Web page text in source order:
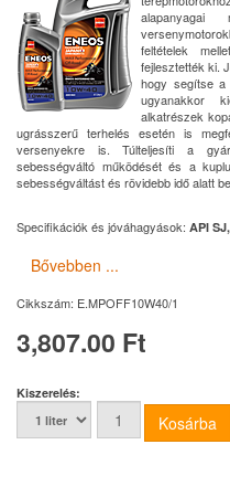
feltételek
fejlesztették ki.
hogy segítse a
ugyanakkor
alkatrészek
ugrásszerű terhelés esetén is
versenyekre is. Túlteljesíti a
sebességváltó működését és a
sebességváltást és rövidebb idő alatt
Specifikációk és jóváhagyások: API
Bővebben ...
Cikkszám: E.MPOFF10W40/1
3,807.00 Ft
Kiszerelés: